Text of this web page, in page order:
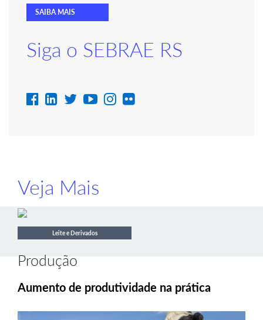
SAIBA MAIS
Siga o SEBRAE RS
Veja Mais
Leite e Derivados
Produção
Aumento de produtividade na prática